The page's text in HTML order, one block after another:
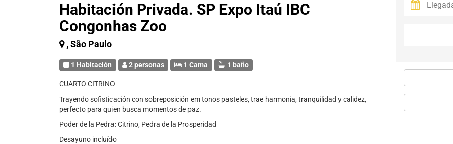
Habitación Privada. SP Expo Itaú IBC
Congonhas Zoo
, São Paulo
1 Habitación 2 personas 1 Cama 1 baño
CUARTO CITRINO
Trayendo sofisticación con sobreposición em tonos pasteles, trae harmonia, tranquilidad y calidez,
perfecto para quien busca momentos de paz.
Poder de la Pedra: Citrino, Pedra de la Prosperidad
Desayuno incluído